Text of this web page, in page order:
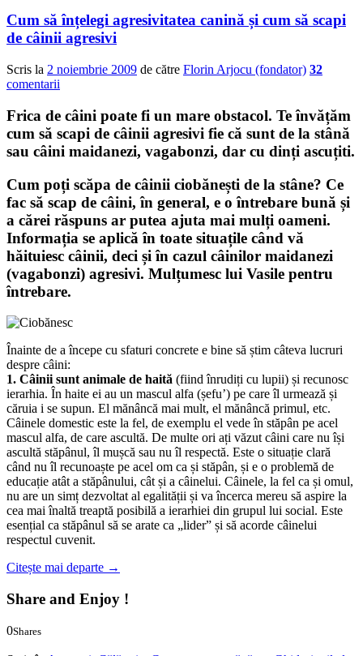
Cum să înțelegi agresivitatea canină și cum să scapi
de câinii agresivi
Scris la 2 noiembrie 2009 de către Florin Arjocu (fondator) 32
comentarii
Frica de câini poate fi un mare obstacol. Te învățăm
cum să scapi de câinii agresivi fie că sunt de la stână
sau câini maidanezi, vagabonzi, dar cu dinți ascuțiti.
Cum poți scăpa de câinii ciobănești de la stâne? Ce
fac să scap de câini, în general, e o întrebare bună și
a cărei răspuns ar putea ajuta mai mulți oameni.
Informația se aplică în toate situațile când vă
hăituiesc câinii, deci și în cazul câinilor maidanezi
(vagabonzi) agresivi. Mulțumesc lui Vasile pentru
întrebare.
Înainte de a începe cu sfaturi concrete e bine să știm câteva lucruri
despre câini:
1. Câinii sunt animale de haită (fiind înrudiți cu lupii) și recunosc
ierarhia. În haite ei au un mascul alfa (șefu’) pe care îl urmează și
căruia i se supun. El mănâncă mai mult, el mănâncă primul, etc.
Câinele domestic este la fel, de exemplu el vede în stăpân pe acel
mascul alfa, de care ascultă. De multe ori ați văzut câini care nu își
ascultă stăpânul, îl mușcă sau nu îl respectă. Este o situație clară
când nu îl recunoaște pe acel om ca și stăpân, și e o problemă de
educație atât a stăpânului, cât și a câinelui. Câinele, la fel ca și omul,
nu are un simț dezvoltat al egalității și va încerca mereu să aspire la
cea mai înaltă treaptă posibilă a ierarhiei din grupul lui social. Este
esențial ca stăpânul să se arate ca „lider” și să acorde câinelui
respectul cuvenit.
Citește mai departe →
Share and Enjoy !
0Shares